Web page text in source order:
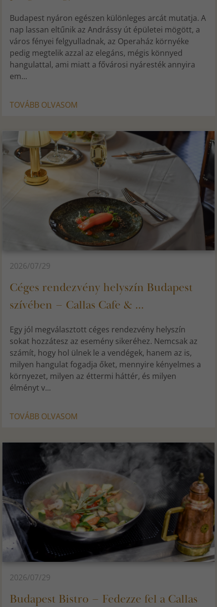
Budapest nyáron egészen különleges arcát mutatja. A
nap lassan eltűnik az Andrássy út épületei mögött, a
város fényei felgyulladnak, az Operaház környéke
pedig megtelik azzal az elegáns, mégis könnyed
hangulattal, ami miatt a fővárosi nyáresték annyira
em...
TOVÁBB OLVASOM
2026/07/29
Céges rendezvény helyszín Budapest
szívében – Callas Cafe & ...
Egy jól megválasztott céges rendezvény helyszín
sokat hozzátesz az esemény sikeréhez. Nemcsak az
számít, hogy hol ülnek le a vendégek, hanem az is,
milyen hangulat fogadja őket, mennyire kényelmes a
környezet, milyen az éttermi háttér, és milyen
élményt v...
TOVÁBB OLVASOM
2026/07/29
Budapest Bistro – Fedezze fel a Callas